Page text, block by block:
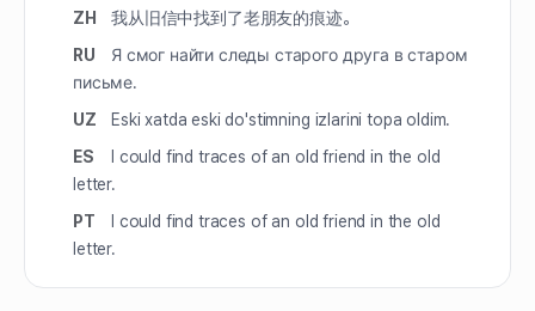
ZH
我从旧信中找到了老朋友的痕迹。
RU
Я смог найти следы старого друга в старом
письме.
UZ
Eski xatda eski do'stimning izlarini topa oldim.
ES
I could find traces of an old friend in the old
letter.
PT
I could find traces of an old friend in the old
letter.